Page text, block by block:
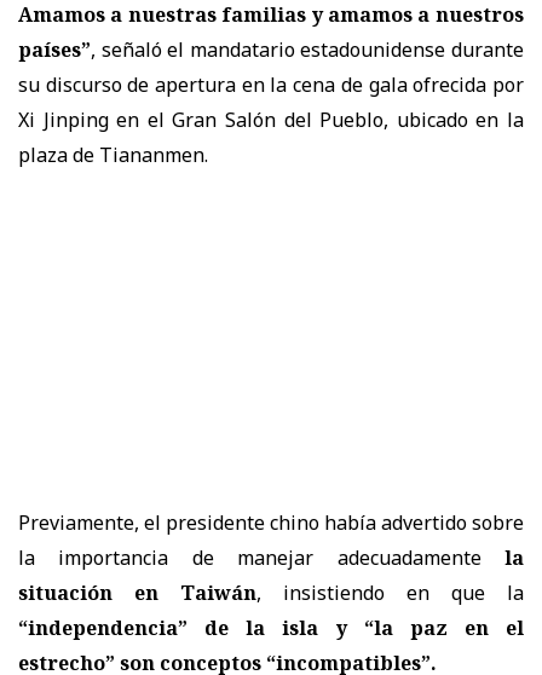
Amamos a nuestras familias y amamos a nuestros
países”, señaló el mandatario estadounidense durante
su discurso de apertura en la cena de gala ofrecida por
Xi Jinping en el Gran Salón del Pueblo, ubicado en la
plaza de Tiananmen.
Previamente, el presidente chino había advertido sobre
la importancia de manejar adecuadamente la
situación en Taiwán, insistiendo en que la
“independencia” de la isla y “la paz en el
estrecho” son conceptos “incompatibles”.